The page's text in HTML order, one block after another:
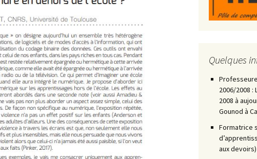
Quelques
2006/2008 :
2008 à
Gounod à
Formatrice
aux devoirs)